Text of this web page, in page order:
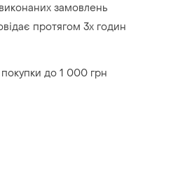
замовлень
протягом 3х годин
до 1 000 грн